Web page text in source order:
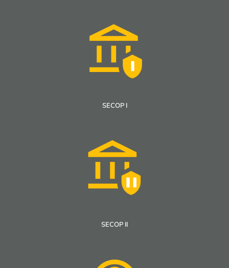
SECOP I
SECOP II